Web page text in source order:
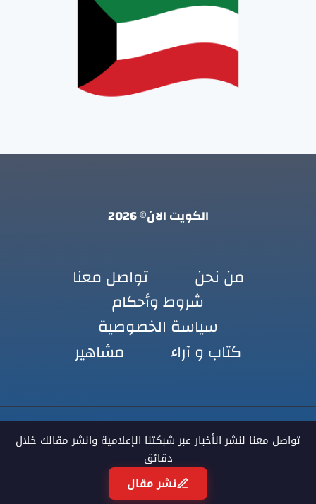
الكويت الان© 2026
من نحن
تواصل معنا
شروط وأحكام
سياسة الخصوصية
كتاب و آراء
مشاهير
تواصل معنا لنشر الأخبار عبر شبكتنا الإعلامية وانشر مقالك خلال
دقائق
نشر مقال